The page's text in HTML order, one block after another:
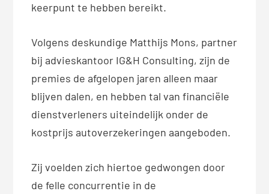
keerpunt te hebben bereikt.
Volgens deskundige Matthijs Mons, partner
bij advieskantoor IG&H Consulting, zijn de
premies de afgelopen jaren alleen maar
blijven dalen, en hebben tal van financiële
dienstverleners uiteindelijk onder de
kostprijs autoverzekeringen aangeboden.
Zij voelden zich hiertoe gedwongen door
de felle concurrentie in de